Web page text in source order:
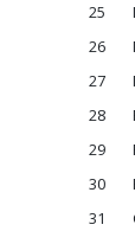
25
26
27
28
29
30
31